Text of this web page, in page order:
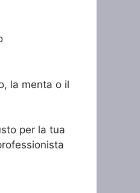
la menta o il
per la tua